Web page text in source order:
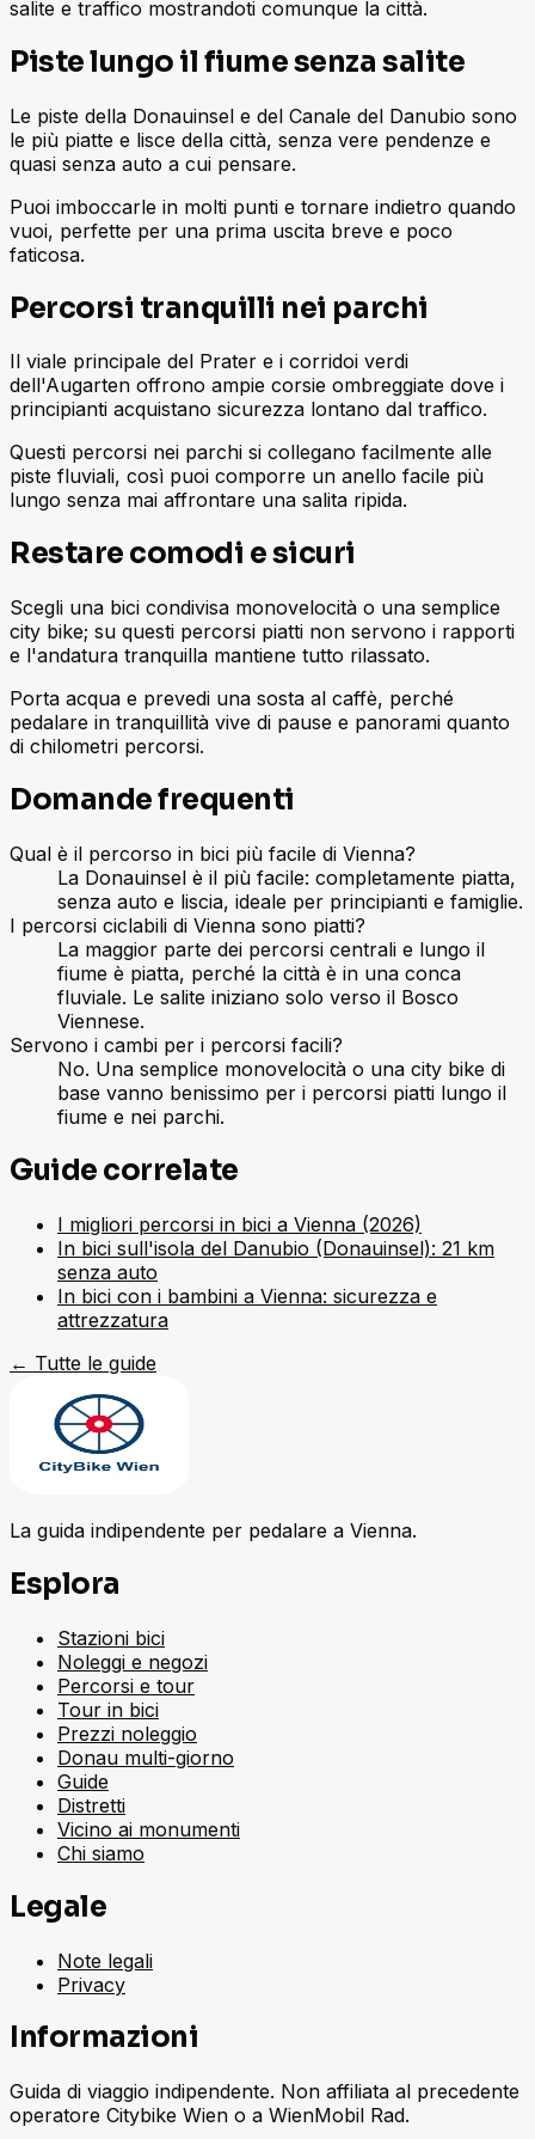
salite e traffico mostrandoti comunque la città.
Piste lungo il fiume senza salite
Le piste della Donauinsel e del Canale del Danubio sono
le più piatte e lisce della città, senza vere pendenze e
quasi senza auto a cui pensare.
Puoi imboccarle in molti punti e tornare indietro quando
vuoi, perfette per una prima uscita breve e poco
faticosa.
Percorsi tranquilli nei parchi
Il viale principale del Prater e i corridoi verdi
dell'Augarten offrono ampie corsie ombreggiate dove i
principianti acquistano sicurezza lontano dal traffico.
Questi percorsi nei parchi si collegano facilmente alle
piste fluviali, così puoi comporre un anello facile più
lungo senza mai affrontare una salita ripida.
Restare comodi e sicuri
Scegli una bici condivisa monovelocità o una semplice
city bike; su questi percorsi piatti non servono i rapporti
e l'andatura tranquilla mantiene tutto rilassato.
Porta acqua e prevedi una sosta al caffè, perché
pedalare in tranquillità vive di pause e panorami quanto
di chilometri percorsi.
Domande frequenti
Qual è il percorso in bici più facile di Vienna?
La Donauinsel è il più facile: completamente piatta,
senza auto e liscia, ideale per principianti e famiglie.
I percorsi ciclabili di Vienna sono piatti?
La maggior parte dei percorsi centrali e lungo il
fiume è piatta, perché la città è in una conca
fluviale. Le salite iniziano solo verso il Bosco
Viennese.
Servono i cambi per i percorsi facili?
No. Una semplice monovelocità o una city bike di
base vanno benissimo per i percorsi piatti lungo il
fiume e nei parchi.
Guide correlate
I migliori percorsi in bici a Vienna (2026)
In bici sull'isola del Danubio (Donauinsel): 21 km
senza auto
In bici con i bambini a Vienna: sicurezza e
attrezzatura
← Tutte le guide
La guida indipendente per pedalare a Vienna.
Esplora
Stazioni bici
Noleggi e negozi
Percorsi e tour
Tour in bici
Prezzi noleggio
Donau multi-giorno
Guide
Distretti
Vicino ai monumenti
Chi siamo
Legale
Note legali
Privacy
Informazioni
Guida di viaggio indipendente. Non affiliata al precedente
operatore Citybike Wien o a WienMobil Rad.